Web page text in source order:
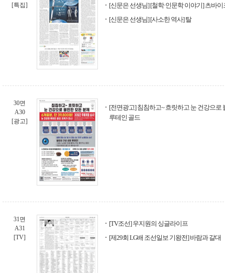
[특집]
[신문은 선생님] [철학·인문학 이야기] 츠바
[신문은 선생님] [사소한 역사] 탈
30면
A30
[광고]
[전면광고] 침침하고~ 흐릿하고 눈 건강으로
루테인 골드
31면
A31
[TV]
[TV조선] 우지원의 싱글라이프
[제29회 LG배 조선일보 기왕전] 바람과 갈대